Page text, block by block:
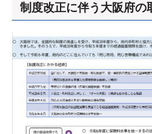
制度改正に伴う大阪府の